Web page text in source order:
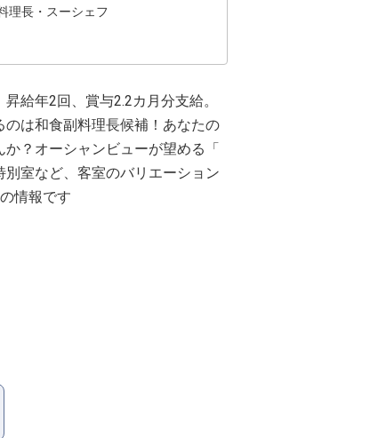
理長・スーシェフ
給年2回、賞与2.2カ月分支給。
は和食副料理長候補！あなたの
？オーシャンビューが望める「
室など、客室のバリエーション
情報です